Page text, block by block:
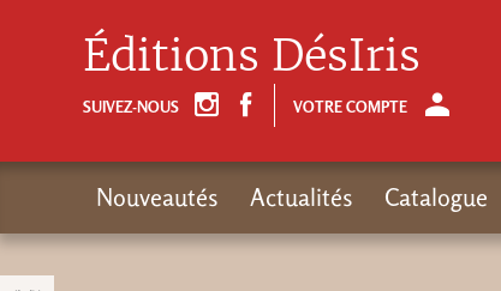
Éditions DésIris
SUIVEZ-NOUS VOTRE COMPTE
Nouveautés Actualités Catalogue